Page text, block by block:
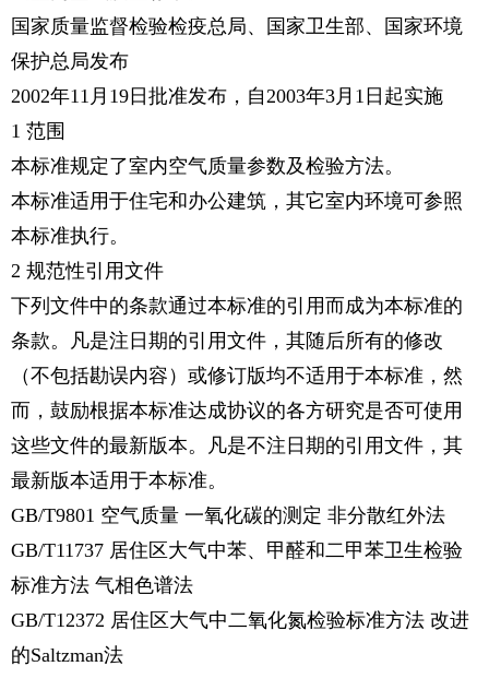
国家质量监督检验检疫总局、国家卫生部、国家环境
保护总局发布
2002年11月19日批准发布，自2003年3月1日起实施
1 范围
本标准规定了室内空气质量参数及检验方法。
本标准适用于住宅和办公建筑，其它室内环境可参照
本标准执行。
2 规范性引用文件
下列文件中的条款通过本标准的引用而成为本标准的
条款。凡是注日期的引用文件，其随后所有的修改
（不包括勘误内容）或修订版均不适用于本标准，然
而，鼓励根据本标准达成协议的各方研究是否可使用
这些文件的最新版本。凡是不注日期的引用文件，其
最新版本适用于本标准。
GB/T9801 空气质量 一氧化碳的测定 非分散红外法
GB/T11737 居住区大气中苯、甲醛和二甲苯卫生检验
标准方法 气相色谱法
GB/T12372 居住区大气中二氧化氮检验标准方法 改进
的Saltzman法